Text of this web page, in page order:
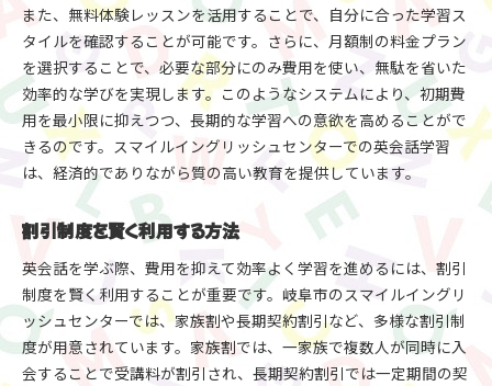
また、無料体験レッスンを活用することで、自分に合った学習ス
タイルを確認することが可能です。さらに、月額制の料金プラン
を選択することで、必要な部分にのみ費用を使い、無駄を省いた
効率的な学びを実現します。このようなシステムにより、初期費
用を最小限に抑えつつ、長期的な学習への意欲を高めることがで
きるのです。スマイルイングリッシュセンターでの英会話学習
は、経済的でありながら質の高い教育を提供しています。
割引制度を賢く利用する方法
英会話を学ぶ際、費用を抑えて効率よく学習を進めるには、割引
制度を賢く利用することが重要です。岐阜市のスマイルイングリ
ッシュセンターでは、家族割や長期契約割引など、多様な割引制
度が用意されています。家族割では、一家族で複数人が同時に入
会することで受講料が割引され、長期契約割引では一定期間の契